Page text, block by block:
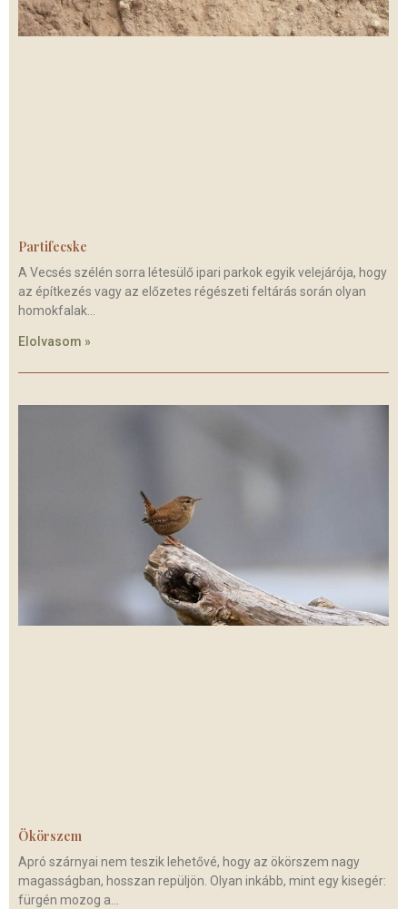
Partifecske
A Vecsés szélén sorra létesülő ipari parkok egyik velejárója, hogy
az építkezés vagy az előzetes régészeti feltárás során olyan
homokfalak
Elolvasom »
Ökörszem
Apró szárnyai nem teszik lehetővé, hogy az ökörszem nagy
magasságban, hosszan repüljön. Olyan inkább, mint egy kisegér:
fürgén mozog a